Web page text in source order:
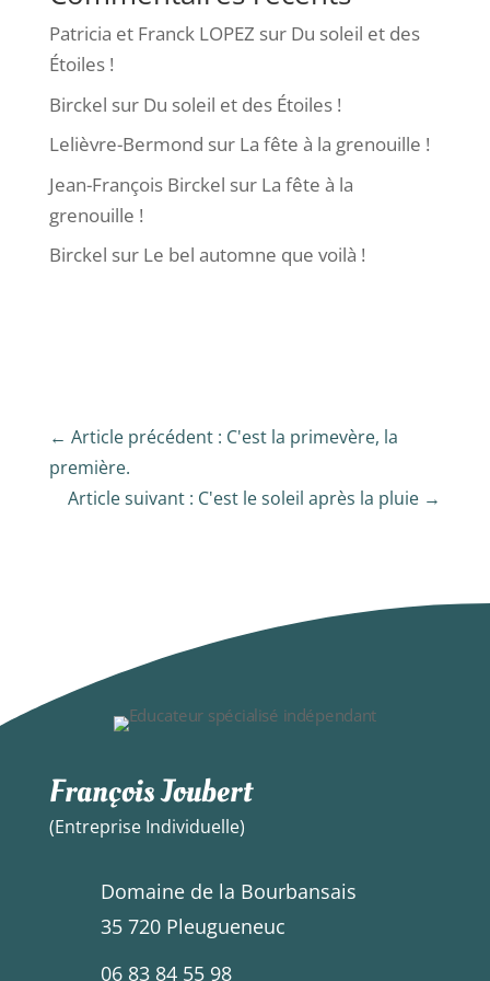
Patricia et Franck LOPEZ sur Du soleil et des
Étoiles !
Birckel sur Du soleil et des Étoiles !
Lelièvre-Bermond sur La fête à la grenouille !
Jean-François Birckel sur La fête à la
grenouille !
Birckel sur Le bel automne que voilà !
← Article précédent : C'est la primevère, la
première.
Article suivant : C'est le soleil après la pluie →
François Joubert
(Entreprise Individuelle)
Domaine de la Bourbansais
35 720 Pleugueneuc
06 83 84 55 98